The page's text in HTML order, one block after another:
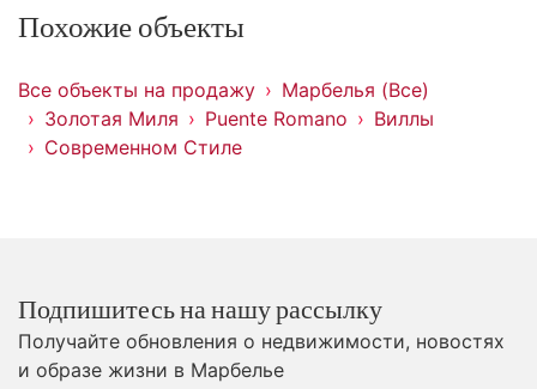
Похожие объекты
Все объекты на продажу
Марбелья (Все)
Золотая Миля
Puente Romano
Виллы
Современном Стиле
Подпишитесь на нашу рассылку
Получайте обновления о недвижимости, новостях
и образе жизни в Марбелье